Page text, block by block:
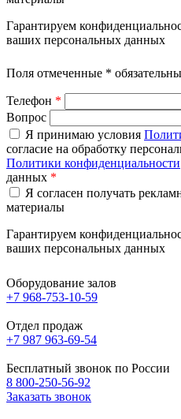
Гарантируем
ваших персональных данных
Поля отмеченные *
Телефон *
Вопрос
Я принимаю условия
согласие на обработку
Политики конфиденциальности
данных *
Я согласен получать
материалы
Гарантируем
ваших персональных данных
Оборудование залов
+7 968-753-10-59
Отдел продаж
+7 987 963-69-54
Бесплатный звонок по России
8 800-250-56-92
Заказать звонок